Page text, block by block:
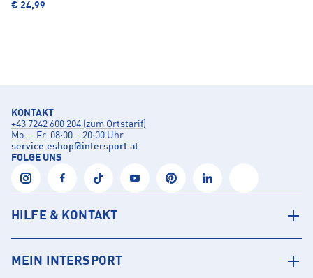
€ 24,99
KONTAKT
+43 7242 600 204 (zum Ortstarif)
Mo. – Fr. 08:00 – 20:00 Uhr
service.eshop@intersport.at
FOLGE UNS
HILFE & KONTAKT
MEIN INTERSPORT